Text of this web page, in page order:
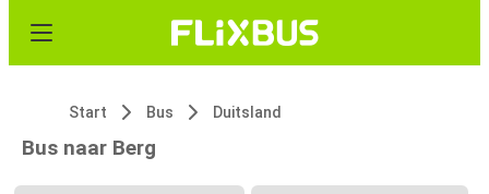
Start Bus Duitsland
Bus naar Berg